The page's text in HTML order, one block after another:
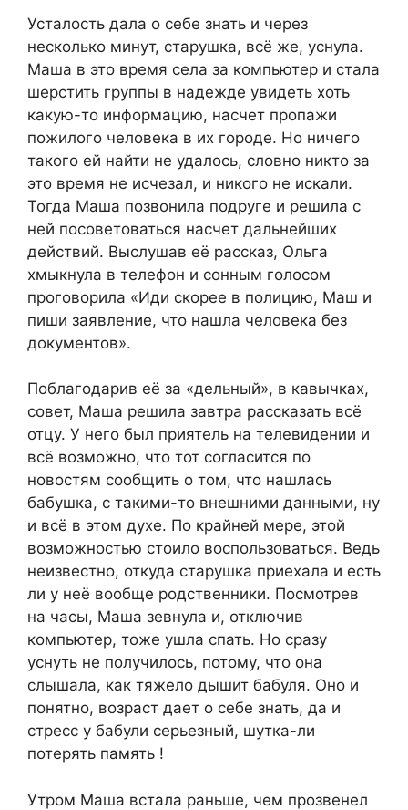
Усталость дала о себе знать и через
несколько минут, старушка, всё же, уснула.
Маша в это время села за компьютер и стала
шерстить группы в надежде увидеть хоть
какую-то информацию, насчет пропажи
пожилого человека в их городе. Но ничего
такого ей найти не удалось, словно никто за
это время не исчезал, и никого не искали.
Тогда Маша позвонила подруге и решила с
ней посоветоваться насчет дальнейших
действий. Выслушав её рассказ, Ольга
хмыкнула в телефон и сонным голосом
проговорила «Иди скорее в полицию, Маш и
пиши заявление, что нашла человека без
документов».
Поблагодарив её за «дельный», в кавычках,
совет, Маша решила завтра рассказать всё
отцу. У него был приятель на телевидении и
всё возможно, что тот согласится по
новостям сообщить о том, что нашлась
бабушка, с такими-то внешними данными, ну
и всё в этом духе. По крайней мере, этой
возможностью стоило воспользоваться. Ведь
неизвестно, откуда старушка приехала и есть
ли у неё вообще родственники. Посмотрев
на часы, Маша зевнула и, отключив
компьютер, тоже ушла спать. Но сразу
уснуть не получилось, потому, что она
слышала, как тяжело дышит бабуля. Оно и
понятно, возраст дает о себе знать, да и
стресс у бабули серьезный, шутка-ли
потерять память !
Утром Маша встала раньше, чем прозвенел